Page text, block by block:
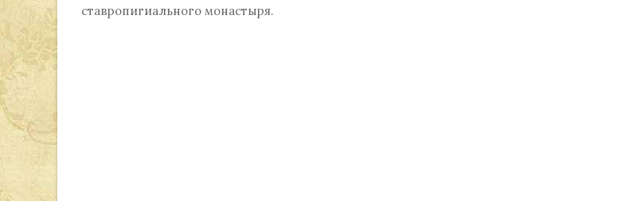
ставропигиального монастыря.